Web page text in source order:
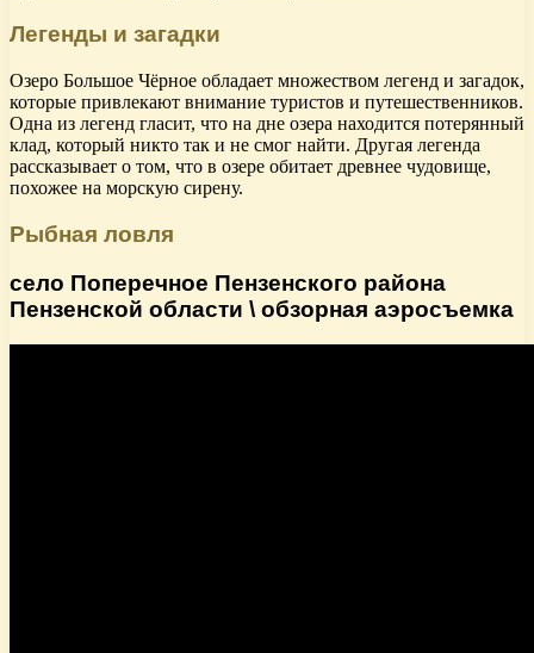
Легенды и загадки
Озеро Большое Чёрное обладает множеством легенд и загадок,
которые привлекают внимание туристов и путешественников.
Одна из легенд гласит, что на дне озера находится потерянный
клад, который никто так и не смог найти. Другая легенда
рассказывает о том, что в озере обитает древнее чудовище,
похожее на морскую сирену.
Рыбная ловля
село Поперечное Пензенского района
Пензенской области \ обзорная аэросъемка